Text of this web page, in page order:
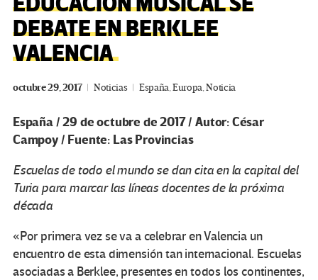
DEBATE EN BERKLEE
VALENCIA
octubre 29, 2017 Noticias España,Europa,Noticia
España / 29 de octubre de 2017 / Autor: César
Campoy / Fuente: Las Provincias
Escuelas de todo el mundo se dan cita en la capital del
Turia para marcar las líneas docentes de la próxima
década
«Por primera vez se va a celebrar en Valencia un
encuentro de esta dimensión tan internacional. Escuelas
asociadas a Berklee, presentes en todos los continentes,